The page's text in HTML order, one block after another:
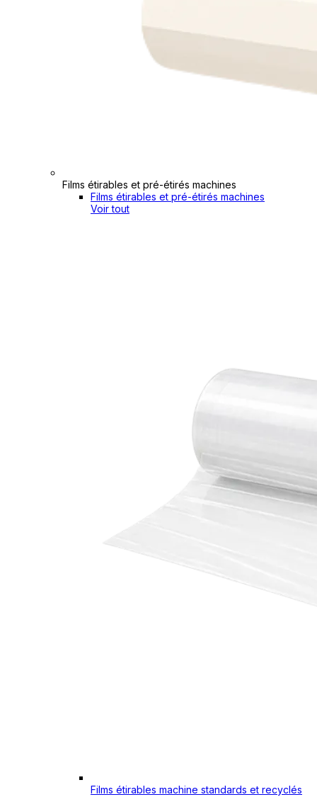
Films étirables et pré-étirés machines
Films étirables et pré-étirés machines
Voir tout
Films étirables machine standards et recyclés